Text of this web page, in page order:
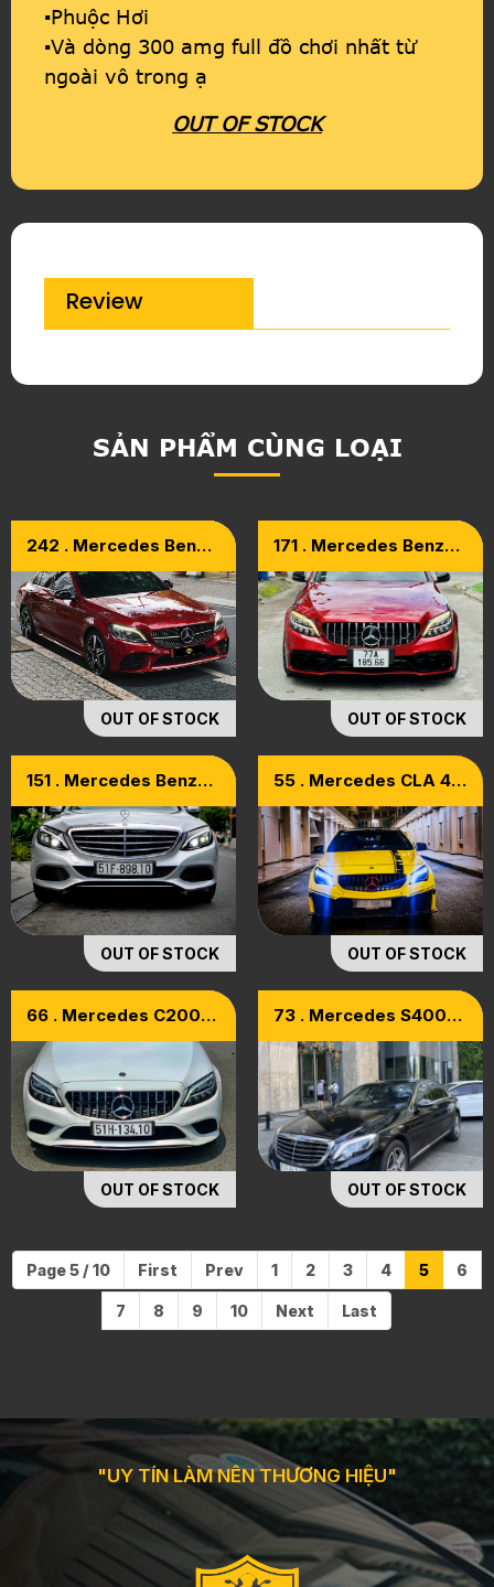
▪Phuộc Hơi
▪Và dòng 300 amg full đồ chơi nhất từ
ngoài vô trong ạ
OUT OF STOCK
Review
SẢN PHẨM CÙNG LOẠI
242 . Mercedes Benz
OUT OF STOCK
171 . Mercedes Benz
2020
OUT OF STOCK
151 . Mercedes Benz
2018
OUT OF STOCK
55 . Mercedes CLA 45
OUT OF STOCK
66 . Mercedes C200
OUT OF STOCK
73 . Mercedes S400L
OUT OF STOCK
Page 5 / 10 First Prev 1 2 3 4 5 6
7 8 9 10 Next Last
"UY TÍN LÀM NÊN THƯƠNG HIỆU"